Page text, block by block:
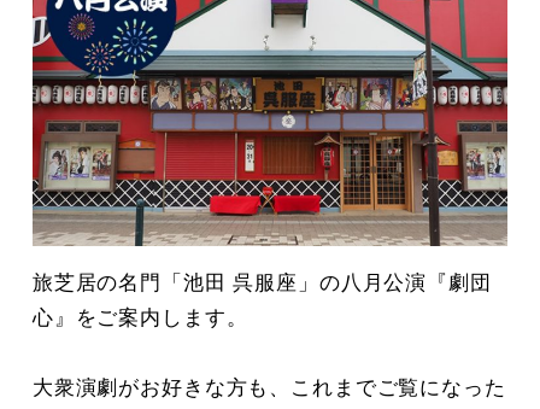
旅芝居の名門「池田 呉服座」の八月公演『劇団
心』をご案内します。
大衆演劇がお好きな方も、これまでご覧になった